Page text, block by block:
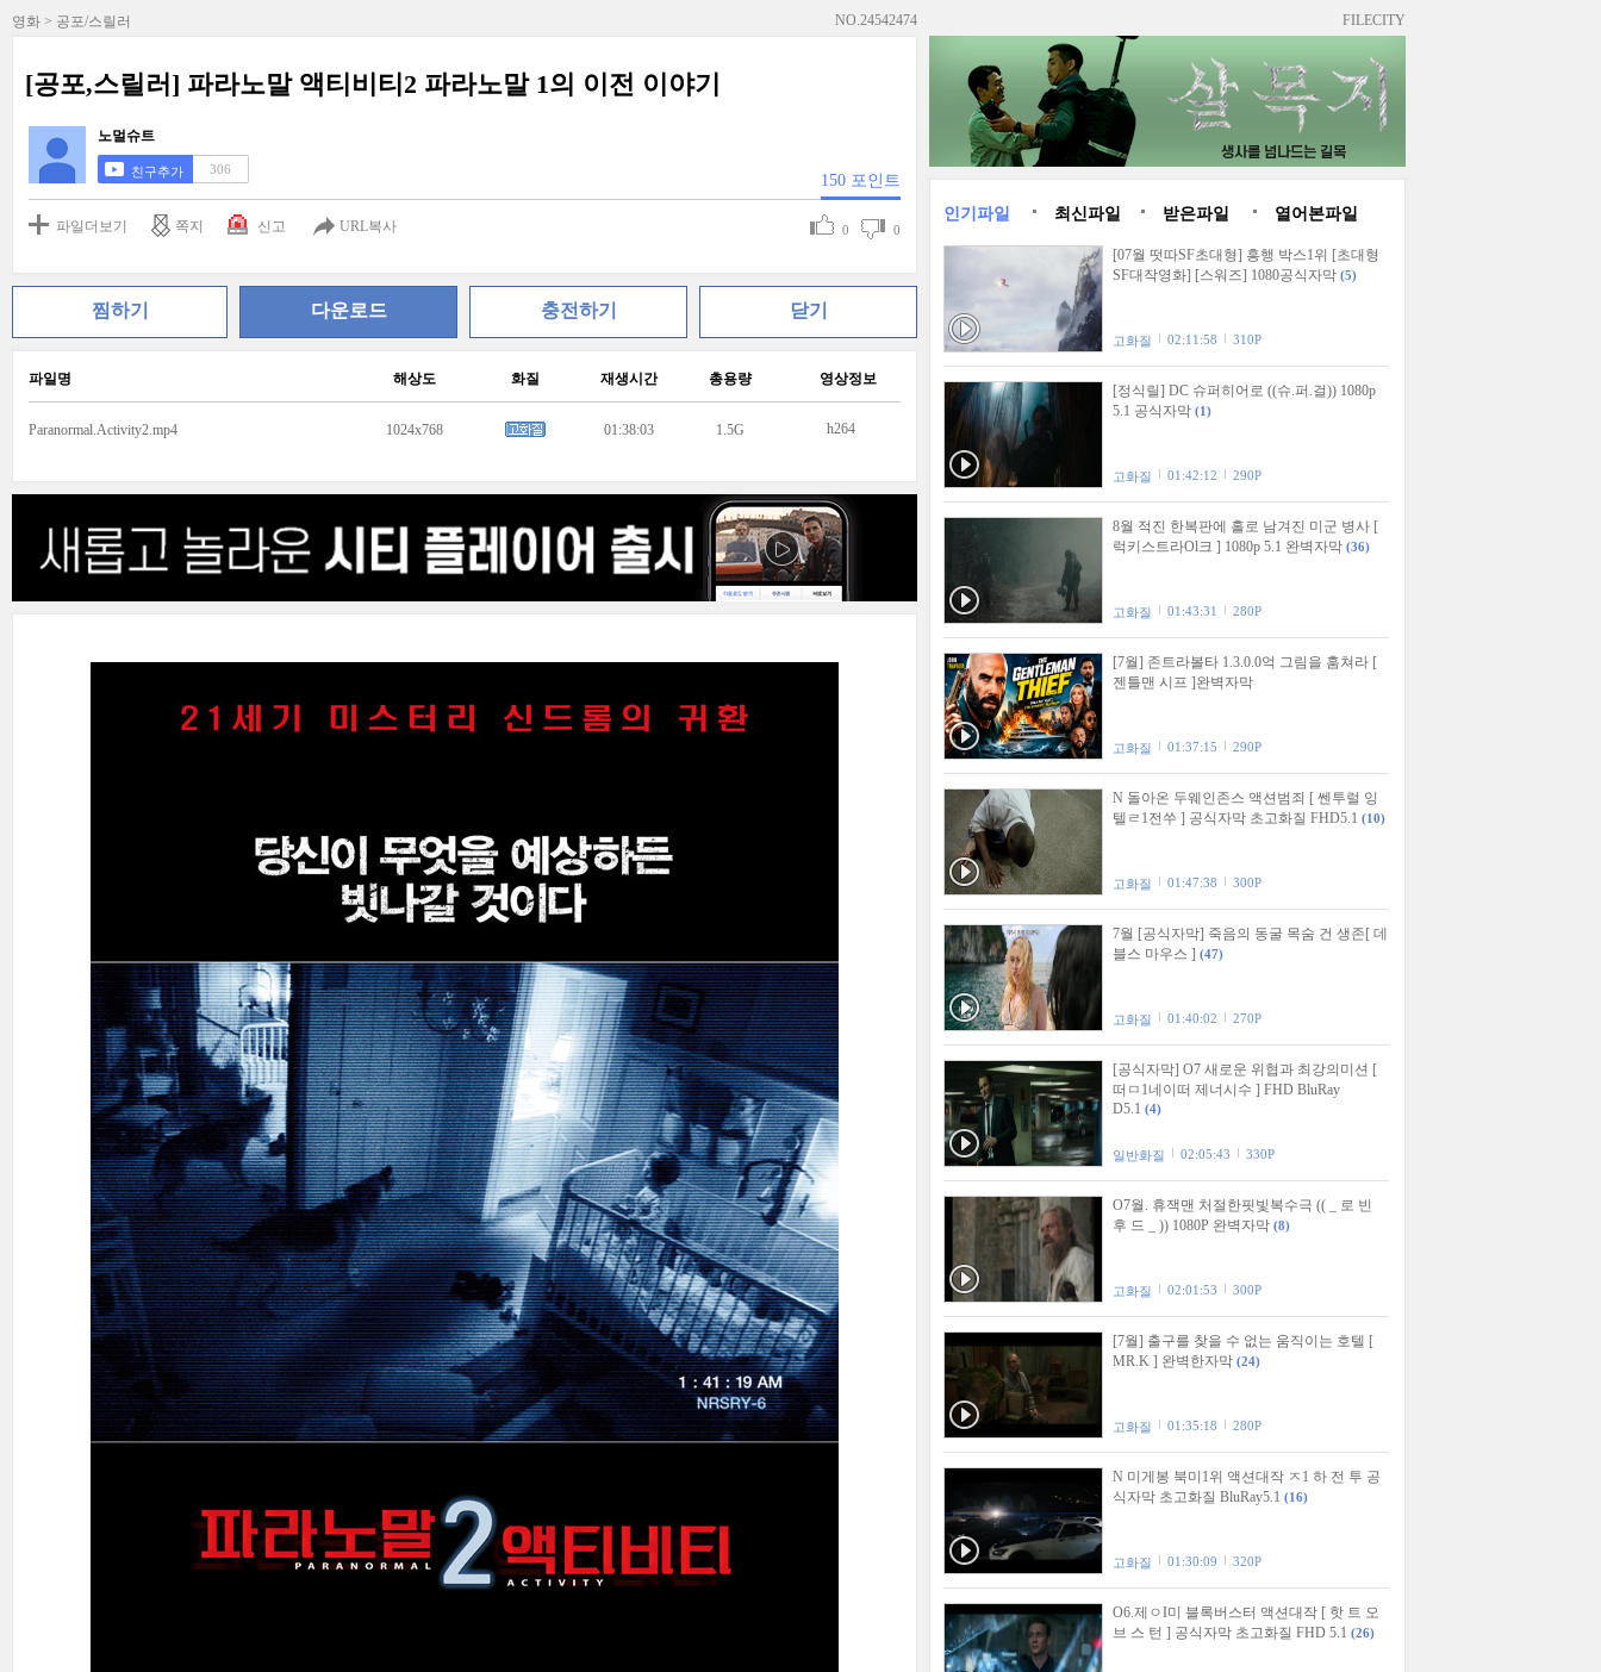
영화 > 공포/스릴러 NO.24542474
[공포,스릴러] 파라노말 액티비티2 파라노말 1의 이전 이야기
노멀슈트
친구추가 306
150 포인트
파일더보기 쪽지 신고 URL복사 0 0
찜하기 다운로드 충전하기 닫기
파일명 해상도 화질 재생시간 총용량 영상정보
Paranormal.Activity2.mp4 1024x768 01:38:03 1.5G h264
FILECITY
인기파일 최신파일 받은파일 열어본파일
[07월 떳따SF초대형] 흥행 박스1위 [초대형
SF대작영화] [스워즈] 1080공식자막 (5)
고화질 02:11:58 310P
[정식릴] DC 슈퍼히어로 ((슈.퍼.걸)) 1080p
5.1 공식자막 (1)
고화질 01:42:12 290P
8월 적진 한복판에 홀로 남겨진 미군 병사 [
럭키스트라Ol크 ] 1080p 5.1 완벽자막 (36)
고화질 01:43:31 280P
[7월] 존트라볼타 1.3.0.0억 그림을 훔쳐라 [
젠틀맨 시프 ]완벽자막
고화질 01:37:15 290P
N 돌아온 두웨인존스 액션범죄 [ 쎈투럴 잉
텔ㄹ1전쑤 ] 공식자막 초고화질 FHD5.1 (10)
고화질 01:47:38 300P
7월 [공식자막] 죽음의 동굴 목숨 건 생존[ 데
블스 마우스 ] (47)
고화질 01:40:02 270P
[공식자막] O7 새로운 위협과 최강의미션 [
떠ㅁ1네이떠 제너시수 ] FHD BluRay
D5.1 (4)
일반화질 02:05:43 330P
O7월. 휴잭맨 처절한핏빛복수극 (( _ 로 빈
후 드 _ )) 1080P 완벽자막 (8)
고화질 02:01:53 300P
[7월] 출구를 찾을 수 없는 움직이는 호텔 [
MR.K ] 완벽한자막 (24)
고화질 01:35:18 280P
N 미게봉 북미1위 액션대작 ㅈ1 하 전 투 공
식자막 초고화질 BluRay5.1 (16)
고화질 01:30:09 320P
O6.제ㅇI미 블록버스터 액션대작 [ 핫 트 오
브 스 턴 ] 공식자막 초고화질 FHD 5.1 (26)